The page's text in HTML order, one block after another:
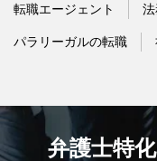
転職エージェント
パラリーガルの転職
弁護士特